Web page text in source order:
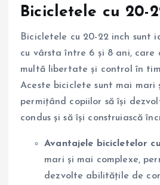
Bicicletele cu 20-
Bicicletele cu 20-22 inch sunt
cu vârsta între 6 și 8 ani, care
multă libertate și control în
Aceste biciclete sunt mai mari
permițând copiilor să își
condus și să își construiască
Avantajele bicicletelor
mari și mai complexe,
dezvolte abilitățile de